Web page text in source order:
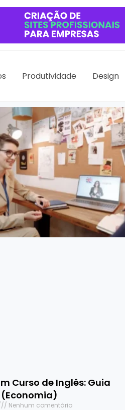
Produtividade Design
Curso de Inglês: Guia
Nenhum comentário